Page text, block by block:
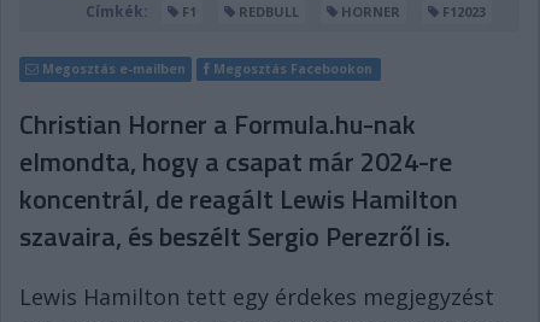
Címkék:
F1 REDBULL HORNER F12023
Megosztás e-mailben Megosztás Facebookon
Christian Horner a Formula.hu-nak
elmondta, hogy a csapat már 2024-re
koncentrál, de reagált Lewis Hamilton
szavaira, és beszélt Sergio Perezről is.
Lewis Hamilton tett egy érdekes megjegyzést